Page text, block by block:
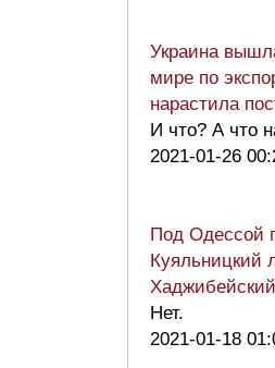
Украина
мире по
нарастила
И что? А что
2021-01-26
Под Одессой
Куяльницкий
Нет.
2021-01-18